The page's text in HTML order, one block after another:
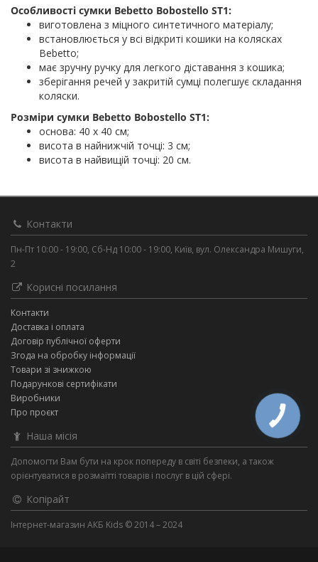
Особливості сумки Bebetto Bobostello ST1:
виготовлена з міцного синтетичного матеріалу;
встановлюється у всі відкриті кошики на колясках
Bebetto;
має зручну ручку для легкого діставання з кошика;
зберігання речей у закритій сумці полегшує складання
коляски.
Розміри сумки Bebetto Bobostello ST1:
основа: 40 х 40 см;
висота в найнижчій точці: 3 см;
висота в найвищій точці: 20 см.
Контакти
Пн-Пт 10:00 - 19:00, Сб-Нд 10:00 - 19:00, Київ, вул. Олександра Мишуги,
2
Корисні посилання
Контакти
Доставка і оплата
Договір публічної оферти
Згода на обробку інформації
Товари зі знижкою
Подарункові сертифікати
Виробники
Про проєкт
Наша місія
Допомогти Вам бути на крок попереду в світі безпеки, а також
орієнтуватися в розмаїтті товарів і послуг в цій сфері.
Копірайт
Інтернет-магазин АКБ Kids © 2014 – 2024
КНОПКА
ЗВ'ЯЗКУ